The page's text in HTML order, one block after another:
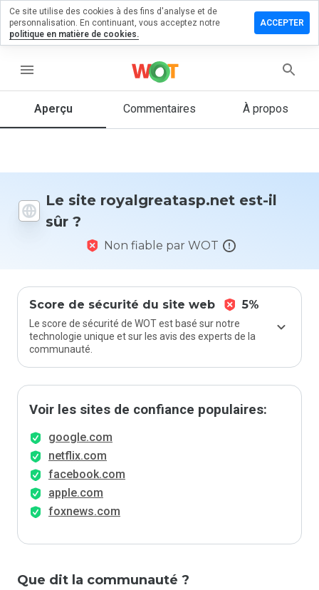
menu
Aperçu Commentaires À propos
Le site royalgreatasp.net est-il
sûr ?
Non fiable par WOT
Score de sécurité du site web 5%
Le score de sécurité de WOT est basé sur notre
technologie unique et sur les avis des experts de la
communauté.
Voir les sites de confiance populaires:
google.com
netflix.com
facebook.com
apple.com
foxnews.com
Que dit la communauté ?
un
sur
Quelle
donneriez-
Ce site utilise des cookies à des fins d'analyse et de
personnalisation. En continuant, vous acceptez notre
politique en matière de cookies.
ACCEPTER